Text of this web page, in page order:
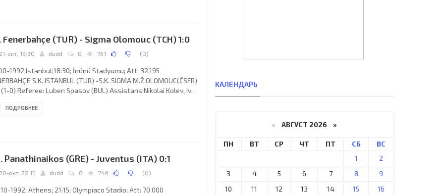
Fenerbahçe (TUR) - Sigma Olomouc (TCH) 1:0
21-окт, 19:30 dudd 0 761 (0)
1992;Istanbul;18:30; İnönü Stadyumu; Att: 32.195
S.K. ISTANBUL (TUR) -S.K. SIGMA M.Ž.OLOMOUC(ČSFR)
0) Referee: Luben Spasov (BUL) Assistans:Nikolai Kolev, Ivan
(coach: Jozef Vengloš): Engin Ipekoğlu, Ismail Kartal, Semih
ПОДРОБНЕЕ
Panathinaikos (GRE) - Juventus (ITA) 0:1
20-окт, 22:15 dudd 0 746 (0)
1992; Athens; 21:15; Olympiaco Stadio; Att: 70.000
КАЛЕНДАРЬ
« АВГУСТ 2026 »
ПН ВТ СР ЧТ ПТ СБ
ВС
1
2
3
4 5 6 7 8
9
10
11 12 13 14 15
16